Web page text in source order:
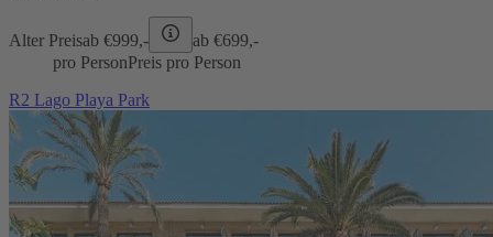
Alter Preisab €999,- ab €699,-
pro PersonPreis pro Person
R2 Lago Playa Park